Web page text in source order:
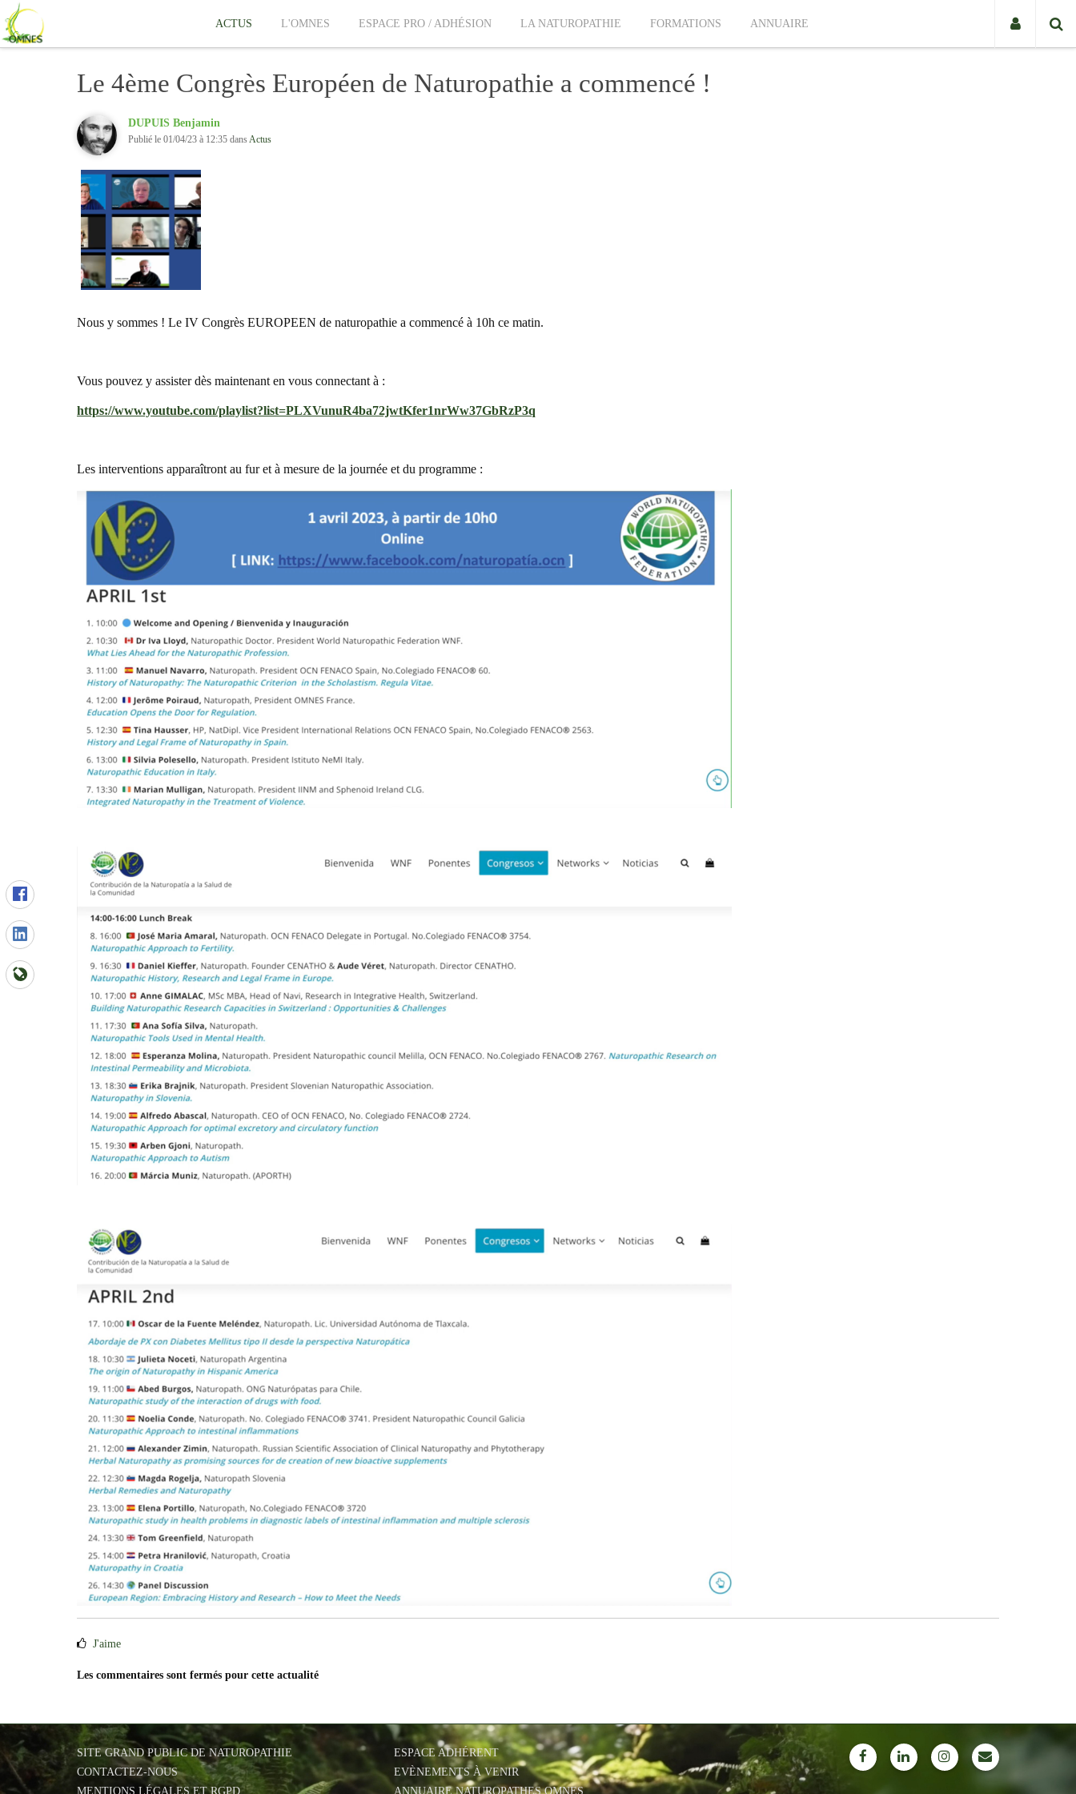
ACTUS L'OMNES ESPACE PRO / ADHÉSION LA NATUROPATHIE FORMATIONS ANNUAIRE
Le 4ème Congrès Européen de Naturopathie a commencé !
DUPUIS Benjamin
Publié le 01/04/23 à 12:35 dansActus
Nous y sommes ! Le IV Congrès EUROPEEN de naturopathie a commencé à 10h ce matin.
Vous pouvez y assister dès maintenant en vous connectant à :
https://www.youtube.com/playlist?list=PLXVunuR4ba72jwtKfer1nrWw37GbRzP3q
Les interventions apparaîtront au fur et à mesure de la journée et du programme :
J'aime
Les commentaires sont fermés pour cette actualité
SITE GRAND PUBLIC DE NATUROPATHIE
CONTACTEZ-NOUS
MENTIONS LÉGALES ET RGPD
ESPACE ADHÉRENT
EVÈNEMENTS À VENIR
ANNUAIRE NATUROPATHES OMNES